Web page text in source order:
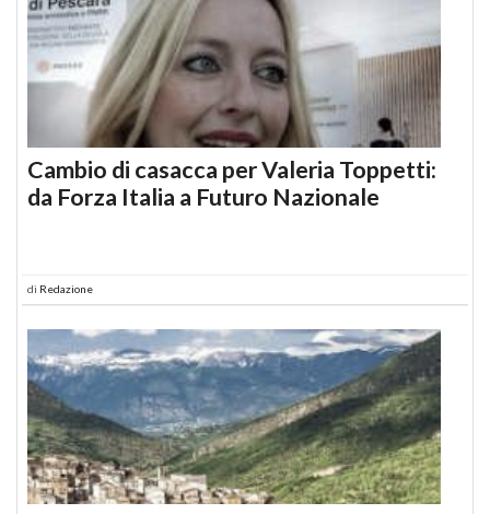
Cambio di casacca per Valeria Toppetti:
da Forza Italia a Futuro Nazionale
di Redazione